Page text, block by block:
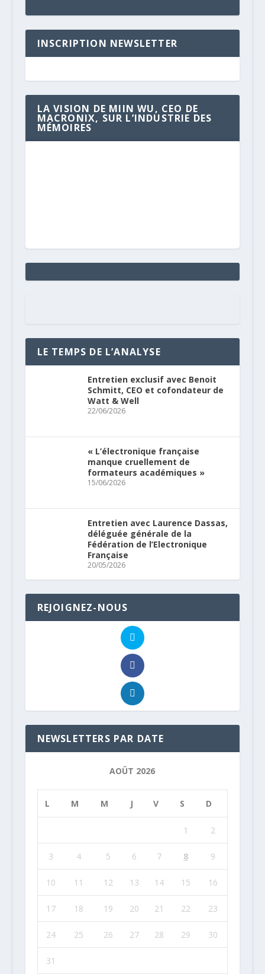
INSCRIPTION NEWSLETTER
LA VISION DE MIIN WU, CEO DE
MACRONIX, SUR L’INDUSTRIE DES
MÉMOIRES
LE TEMPS DE L’ANALYSE
Entretien exclusif avec Benoit
Schmitt, CEO et cofondateur de
Watt & Well
22/06/2026
« L’électronique française
manque cruellement de
formateurs académiques »
15/06/2026
Entretien avec Laurence Dassas,
déléguée générale de la
Fédération de l’Electronique
Française
20/05/2026
REJOIGNEZ-NOUS
NEWSLETTERS PAR DATE
AOÛT 2026
L M M J V S D
1 2
3 4 5 6 7 8 9
10 11 12 13 14 15 16
17 18 19 20 21 22 23
24 25 26 27 28 29 30
31